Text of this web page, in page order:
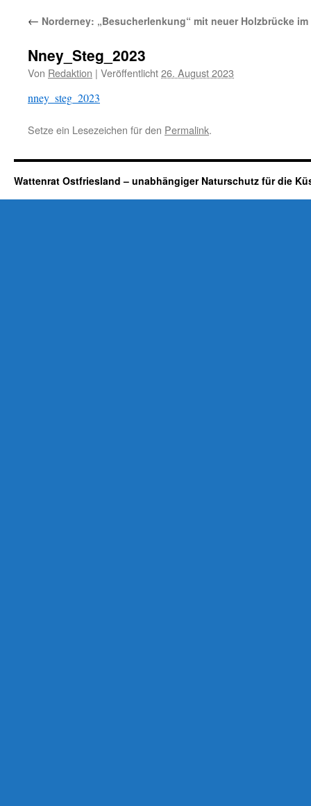
← Norderney: „Besucherlenkung“ mit neuer Holzbrücke
Nney_Steg_2023
Von Redaktion | Veröffentlicht26. August 2023
nney_steg_2023
Setze ein Lesezeichen für den Permalink.
Wattenrat Ostfriesland – unabhängiger Naturschutz für die